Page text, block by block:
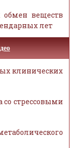
обмен веществ
лет
клинических
со стрессовыми